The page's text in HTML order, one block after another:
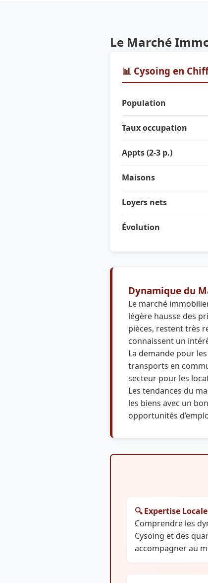
Le Marché
📊 Cysoing en
Population
Taux occupation
Appts (2-3 p.)
Maisons
Loyers nets
Évolution
Dynamique du
Le marché
légère hausse des
pièces, restent très
connaissent un
La demande pour
transports en
secteur pour les
Les tendances du
les biens avec un
opportunités
🔍 Expertise Locale
Comprendre les
Cysoing et des
accompagner au